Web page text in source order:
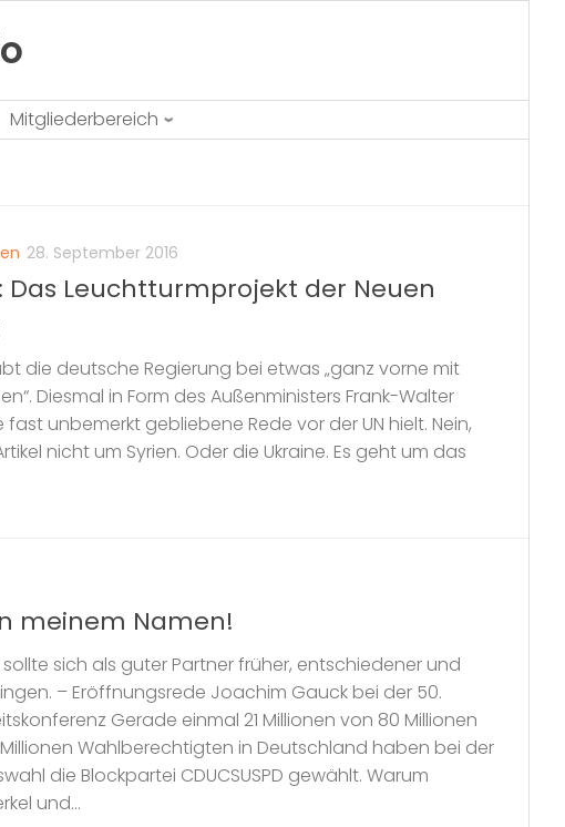
Mitgliederbereich
28. September 2016
Das Leuchtturmprojekt der Neuen
die deutsche Regierung bei etwas „ganz vorne mit
Diesmal in Form des Außenministers Frank-Walter
fast unbemerkt gebliebene Rede vor der UN hielt. Nein,
nicht um Syrien. Oder die Ukraine. Es geht um das
meinem Namen!
sollte sich als guter Partner früher, entschiedener und
– Eröffnungsrede Joachim Gauck bei der 50.
Gerade einmal 21 Millionen von 80 Millionen
Wahlberechtigten in Deutschland haben bei der
die Blockpartei CDUCSUSPD gewählt. Warum
und...